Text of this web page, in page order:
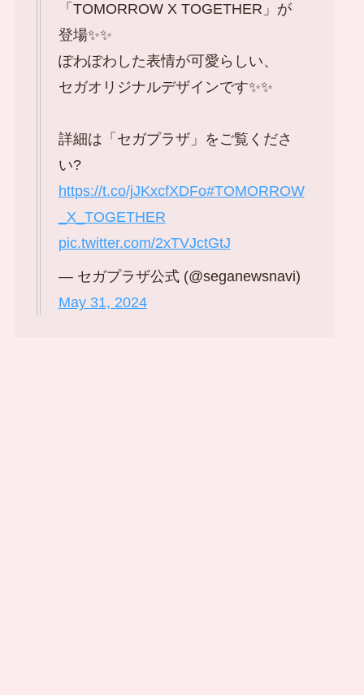
「TOMORROW X TOGETHER」が
登場✨✨
ぽわぽわした表情が可愛らしい、
セガオリジナルデザインです✨✨
詳細は「セガプラザ」をご覧くださ
い?
https://t.co/jJKxcfXDFo#TOMORROW
_X_TOGETHER
pic.twitter.com/2xTVJctGtJ
— セガプラザ公式 (@seganewsnavi)
May 31, 2024